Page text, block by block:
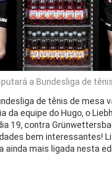
a Bundesliga de
de tênis de mesa
equipe do Hugo, o
19, contra
bem interessantes!
mais ligada nesta